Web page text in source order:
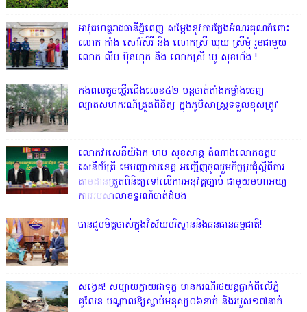
អាវុធហត្ថរាជធានីភ្នំពេញ សម្តែងនូវការថ្លែងអំណរគុណចំពោះ
លោក កាំង សៅរ៍សិរី និង លោកស្រី ឃុយ ស្រីមុំ រួមជាមួយ
លោក លឹម ប៊ុនហុក និង លោកស្រី ឃូ សុខហ័ង !
កងពលតូចថ្មើរជើងលេខ៤២ បន្តចាត់តាំងកម្លាំងចេញ
ល្បាតសហករណ៍ត្រួតពិនិត្យ ក្នុងភូមិសាស្រ្តទទួលខុសត្រូវ
លោក​វរសេនីយ៍ឯក​ ហម​ សុខសាន្ត តំណាង​លោកឧត្តម
សេនីយ៍ត្រី មេបញ្ជាការ​ខេត្ត អញ្ជេីញចូលរួមកិច្ចប្រជុំស្ដីពីការ
តាមដានត្រួតពិនិត្យទៅលេីការអនុវត្តច្បាប់​ ជាមួយមហាអយ្យ
ការអមសាលាឧទ្ឋរណ៍បាត់ដំបង
បានជួបមិត្តចាស់ក្នុងវិស័យបរិស្ថាននិងធនធានធម្មជាតិ!
សង្វេគ! សប្បាយក្លាយជាទុក្ខ មានករណីរថយន្តធ្លាក់ពីលើភ្នំ
គូលែន បណ្ដាលឱ្យស្លាប់មនុស្ស០៦នាក់ និងរបួស១៧នាក់